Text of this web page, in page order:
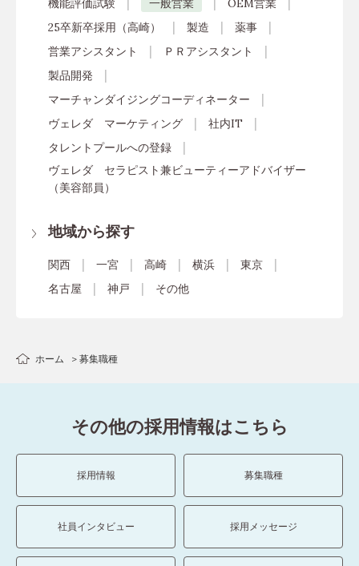
機能評価試験 一般営業
OEM営業
25卒新卒採用（高崎）
製造
薬事
営業アシスタント
ＰＲアシスタント
製品開発
マーチャンダイジングコーディネーター
ヴェレダ マーケティング
社内IT
タレントプールへの登録
ヴェレダ セラピスト兼ビューティーアドバイザー
（美容部員）
地域から探す
関西 一宮 高崎 横浜
東京
名古屋
神戸 その他
ホーム 募集職種
その他の採用情報はこちら
採用情報 募集職種
社員インタビュー 採用メッセージ